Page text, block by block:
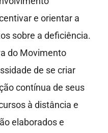
e orientar a
sobre a deficiência.
do Movimento
de se criar
contínua de seus
à distância e
elaborados e